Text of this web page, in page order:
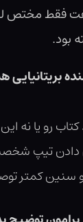
فقط
بود.
بریتانیایی
رو یا
تیپ
سنین کمتر